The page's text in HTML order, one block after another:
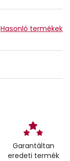
Hasonló termékek
Garantáltan
eredeti termék